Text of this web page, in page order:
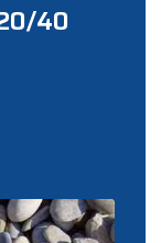
40